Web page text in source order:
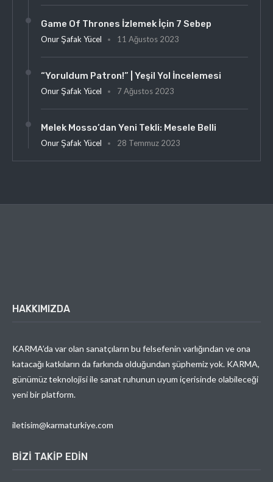
Game Of Thrones İzlemek İçin 7 Sebep
Onur Şafak Yücel 11 Ağustos 2023
“Yoruldum Patron!” | Yeşil Yol İncelemesi
Onur Şafak Yücel 7 Ağustos 2023
Melek Mosso’dan Yeni Tekli: Mesele Belli
Onur Şafak Yücel 28 Temmuz 2023
HAKKIMIZDA
KARMA’da var olan sanatçıların bu felsefenin varlığından ve ona
katacağı katkıların da farkında olduğundan şüphemiz yok. KARMA,
günümüz teknolojisi ile sanat ruhunun uyum içerisinde olabileceği
yeni bir platform.
iletisim@karmaturkiye.com
BIZI TAKIP EDIN